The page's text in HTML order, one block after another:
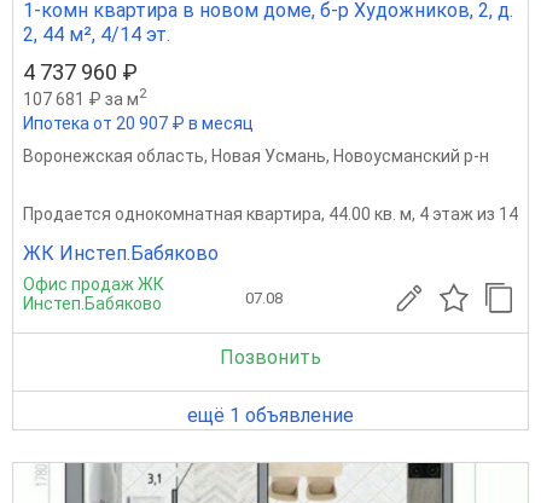
1-комн квартира в новом доме, б-р Художников, 2, д.
2, 44 м², 4/14 эт.
4 737 960 ₽
107 681 ₽ за м2
Ипотека от 20 907 ₽ в месяц
Воронежская область, Новая Усмань, Новоусманский р-н
Продается однокомнатная квартира, 44.00 кв. м, 4 этаж из 14
ЖК Инстеп.Бабяково
Офис продаж ЖК
Инстеп.Бабяково
07.08
Позвонить
ещё 1 объявление